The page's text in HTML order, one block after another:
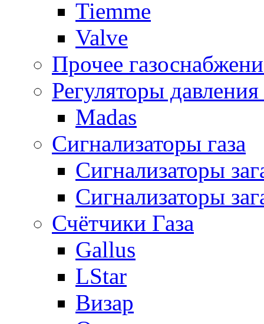
Tiemme
Valve
Прочее
Регуляторы давления
Madas
Сигнализаторы газа
Сигнализаторы
Сигнализаторы
Счётчики Газа
Gallus
LStar
Визар